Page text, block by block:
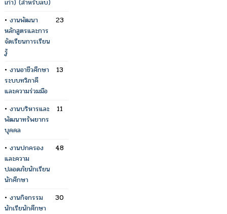
เก่า) (สำหรับลบ)
• งานพัฒนา
หลักสูตรและการ
จัดเรียนการเรียน
รู้
23
• งานอาชีวศึกษา
ระบบทวิภาคี
และความร่วมมือ
13
• งานบริหารและ
พัฒนาทรัพยากร
บุคคล
11
• งานปกครอง
และความ
ปลอดภัยนักเรียน
นักศึกษา
48
• งานกิจกรรม
นักเรียนักศึกษา
30